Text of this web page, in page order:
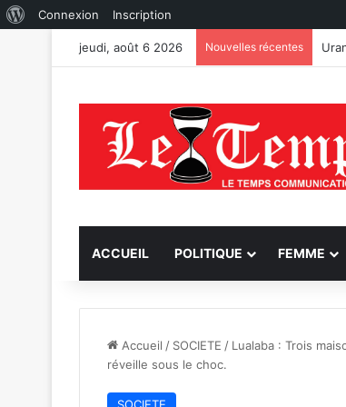
WordPress
Connexion Inscription
jeudi, août 6 2026 Nouvelles récentes
ACCUEIL POLITIQUE FEMME
Accueil / SOCIETE / Lualaba : Trois
réveille sous le choc.